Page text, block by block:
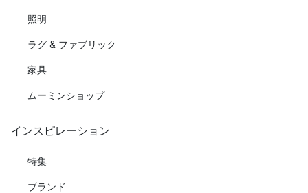
照明
ラグ & ファブリック
家具
ムーミンショップ
インスピレーション
特集
ブランド